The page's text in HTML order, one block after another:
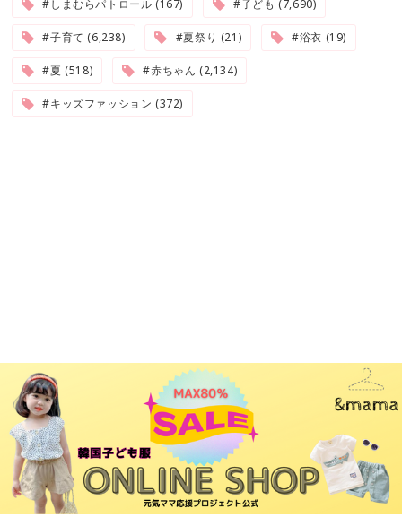
#しまむらパトロール (167) #子ども (7,690)
#子育て (6,238) #夏祭り (21) #浴衣 (19)
#夏 (518) #赤ちゃん (2,134)
#キッズファッション (372)